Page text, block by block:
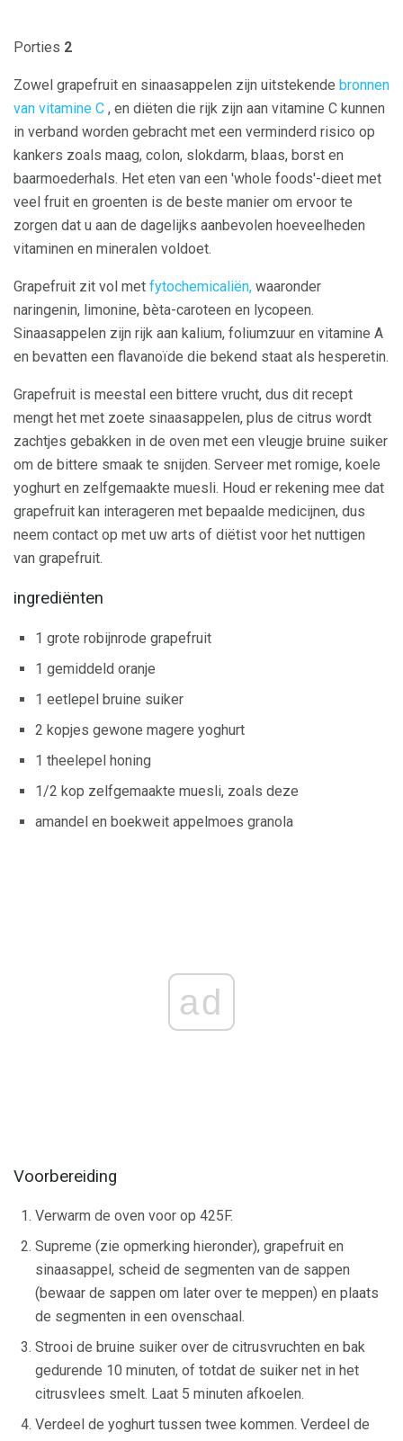
Porties 2
Zowel grapefruit en sinaasappelen zijn uitstekende bronnen
van vitamine C , en diëten die rijk zijn aan vitamine C kunnen
in verband worden gebracht met een verminderd risico op
kankers zoals maag, colon, slokdarm, blaas, borst en
baarmoederhals. Het eten van een 'whole foods'-dieet met
veel fruit en groenten is de beste manier om ervoor te
zorgen dat u aan de dagelijks aanbevolen hoeveelheden
vitaminen en mineralen voldoet.
Grapefruit zit vol met fytochemicaliën, waaronder
naringenin, limonine, bèta-caroteen en lycopeen.
Sinaasappelen zijn rijk aan kalium, foliumzuur en vitamine A
en bevatten een flavanoïde die bekend staat als hesperetin.
Grapefruit is meestal een bittere vrucht, dus dit recept
mengt het met zoete sinaasappelen, plus de citrus wordt
zachtjes gebakken in de oven met een vleugje bruine suiker
om de bittere smaak te snijden. Serveer met romige, koele
yoghurt en zelfgemaakte muesli. Houd er rekening mee dat
grapefruit kan interageren met bepaalde medicijnen, dus
neem contact op met uw arts of diëtist voor het nuttigen
van grapefruit.
ingrediënten
1 grote robijnrode grapefruit
1 gemiddeld oranje
1 eetlepel bruine suiker
2 kopjes gewone magere yoghurt
1 theelepel honing
1/2 kop zelfgemaakte muesli, zoals deze
amandel en boekweit appelmoes granola
ad
Voorbereiding
Verwarm de oven voor op 425F.
Supreme (zie opmerking hieronder), grapefruit en
sinaasappel, scheid de segmenten van de sappen
(bewaar de sappen om later over te meppen) en plaats
de segmenten in een ovenschaal.
Strooi de bruine suiker over de citrusvruchten en bak
gedurende 10 minuten, of totdat de suiker net in het
citrusvlees smelt. Laat 5 minuten afkoelen.
Verdeel de yoghurt tussen twee kommen. Verdeel de